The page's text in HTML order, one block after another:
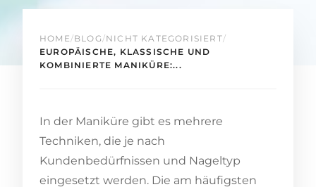
HOME /BLOG /NICHT KATEGORISIERT/
EUROPÄISCHE, KLASSISCHE UND
KOMBINIERTE MANIKÜRE:...
In der Maniküre gibt es mehrere
Techniken, die je nach
Kundenbedürfnissen und Nageltyp
eingesetzt werden. Die am häufigsten